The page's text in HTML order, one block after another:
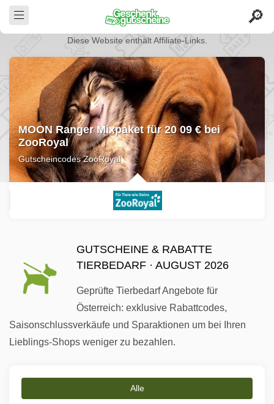
Diese Website enthält Affiliate-Links.
MOON Ranger Mixpaket für 20 09 € bei
ZooRoyal
Gutscheincodes ZooRoyal
GUTSCHEINE & RABATTE
TIERBEDARF · AUGUST 2026
Geprüfte Tierbedarf Angebote für
Österreich: exklusive Rabattcodes,
Saisonschlussverkäufe und Sparaktionen um bei Ihren
Lieblings-Shops weniger zu bezahlen.
Alle